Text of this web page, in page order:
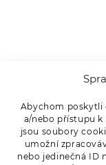
Abychom poskytli
a/nebo přístupu
jsou soubory
umožní
nebo jedinečná ID
E-SHOP –
reklamace